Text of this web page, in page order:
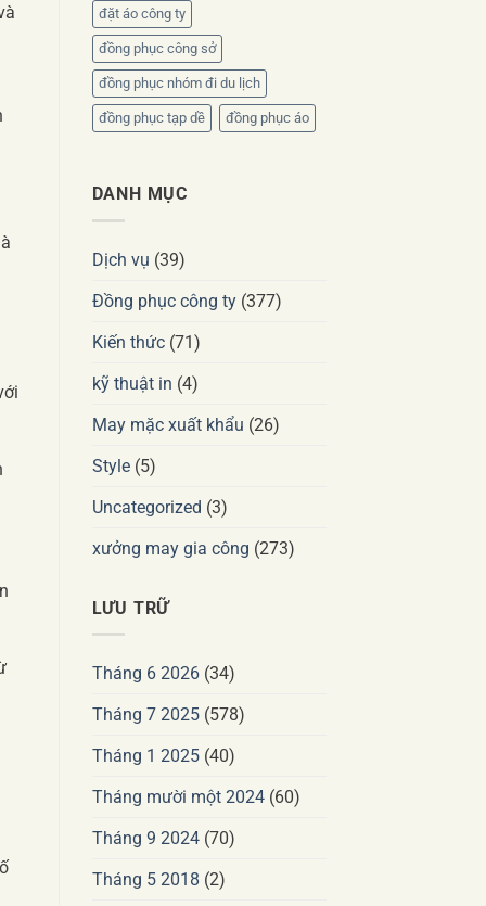
đặt áo công ty
đồng phục công sở
đồng phục nhóm đi du lịch
đồng phục tạp dề đồng phục áo
DANH MỤC
Dịch vụ (39)
Đồng phục công ty(377)
Kiến thức(71)
kỹ thuật in (4)
May mặc xuất khẩu (26)
Style(5)
Uncategorized (3)
xưởng may gia công (273)
LƯU TRỮ
Tháng 6 2026(34)
Tháng 7 2025(578)
Tháng 1 2025(40)
Tháng mười một 2024(60)
Tháng 9 2024(70)
Tháng 5 2018 (2)